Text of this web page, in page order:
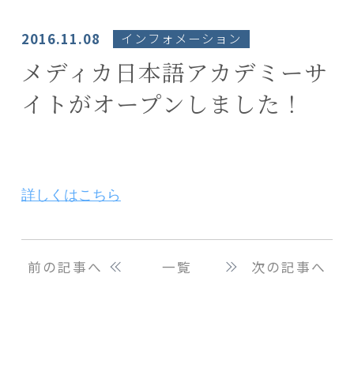
2016.11.08 インフォメーション
メディカ日本語アカデミーサ
イトがオープンしました！
詳しくはこちら
前の記事へ 一覧 次の記事へ